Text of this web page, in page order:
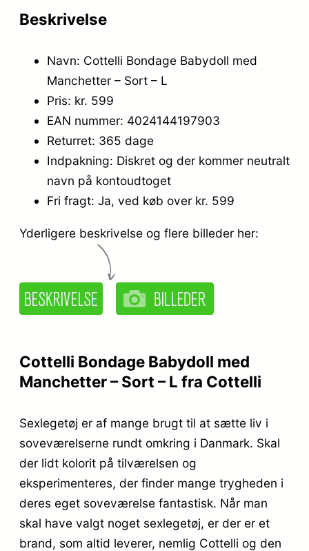
Beskrivelse
Navn: Cottelli Bondage Babydoll med
Manchetter – Sort – L
Pris: kr. 599
EAN nummer: 4024144197903
Returret: 365 dage
Indpakning: Diskret og der kommer neutralt
navn på kontoudtoget
Fri fragt: Ja, ved køb over kr. 599
Yderligere beskrivelse og flere billeder her:
Cottelli Bondage Babydoll med
Manchetter – Sort – L fra Cottelli
Sexlegetøj er af mange brugt til at sætte liv i
soveværelserne rundt omkring i Danmark. Skal
der lidt kolorit på tilværelsen og
eksperimenteres, der finder mange trygheden i
deres eget soveværelse fantastisk. Når man
skal have valgt noget sexlegetøj, er der er et
brand, som altid leverer, nemlig Cottelli og den